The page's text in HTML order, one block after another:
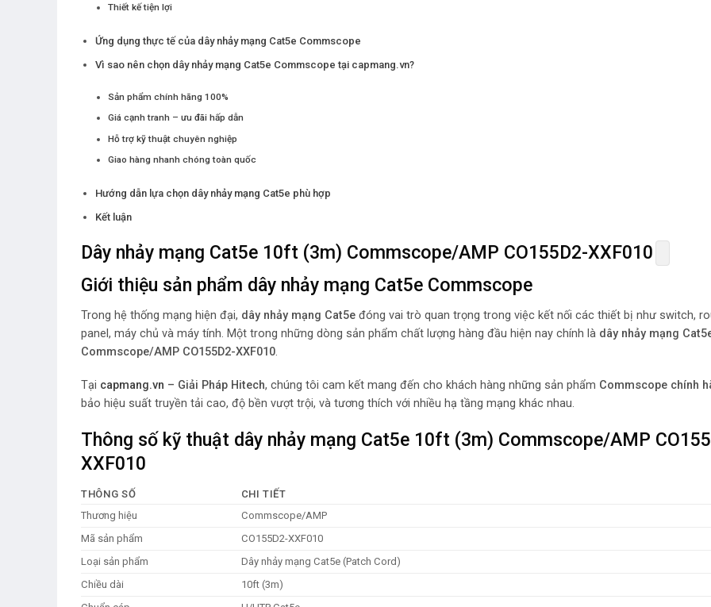
Thiết kế tiện lợi
Ứng dụng thực tế của dây nhảy mạng Cat5e Commscope
Vì sao nên chọn dây nhảy mạng Cat5e Commscope tại capmang.vn?
Sản phẩm chính hãng 100%
Giá cạnh tranh – ưu đãi hấp dẫn
Hỗ trợ kỹ thuật chuyên nghiệp
Giao hàng nhanh chóng toàn quốc
Hướng dẫn lựa chọn dây nhảy mạng Cat5e phù hợp
Kết luận
Dây nhảy mạng Cat5e 10ft (3m) Commscope/AMP CO155D2-XXF010
Giới thiệu sản phẩm dây nhảy mạng Cat5e Commscope
Trong hệ thống mạng hiện đại, dây nhảy mạng Cat5e đóng vai trò quan trọng trong việc kết nối các thiết bị như switch,
panel, máy chủ và máy tính. Một trong những dòng sản phẩm chất lượng hàng đầu hiện nay chính là dây nhảy mạng
Commscope/AMP CO155D2-XXF010.
Tại capmang.vn – Giải Pháp Hitech, chúng tôi cam kết mang đến cho khách hàng những sản phẩm Commscope chính
bảo hiệu suất truyền tải cao, độ bền vượt trội, và tương thích với nhiều hạ tầng mạng khác nhau.
Thông số kỹ thuật dây nhảy mạng Cat5e 10ft (3m) Commscope/AMP
XXF010
THÔNG SỐ
CHI TIẾT
Thương hiệu
Commscope/AMP
Mã sản phẩm
CO155D2-XXF010
Loại sản phẩm
Dây nhảy mạng Cat5e (Patch Cord)
Chiều dài
10ft (3m)